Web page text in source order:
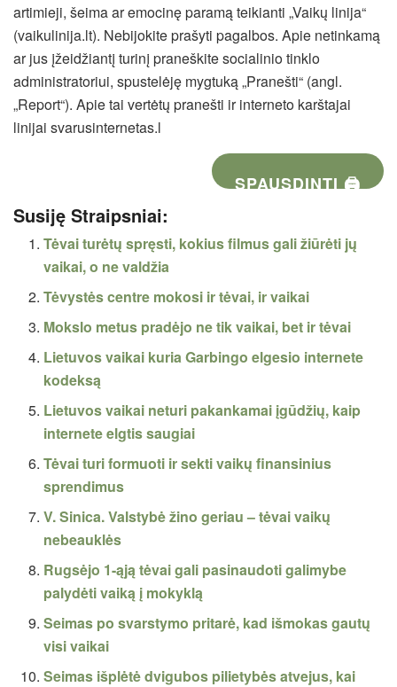
artimieji, šeima ar emocinę paramą teikianti „Vaikų linija“
(vaikulinija.lt). Nebijokite prašyti pagalbos. Apie netinkamą
ar jus įžeidžiantį turinį praneškite socialinio tinklo
administratoriui, spustelėję mygtuką „Pranešti“ (angl.
„Report“). Apie tai vertėtų pranešti ir interneto karštajai
linijai svarusinternetas.l
SPAUSDINTI 🖨
Susiję Straipsniai:
Tėvai turėtų spręsti, kokius filmus gali žiūrėti jų
vaikai, o ne valdžia
Tėvystės centre mokosi ir tėvai, ir vaikai
Mokslo metus pradėjo ne tik vaikai, bet ir tėvai
Lietuvos vaikai kuria Garbingo elgesio internete
kodeksą
Lietuvos vaikai neturi pakankamai įgūdžių, kaip
internete elgtis saugiai
Tėvai turi formuoti ir sekti vaikų finansinius
sprendimus
V. Sinica. Valstybė žino geriau – tėvai vaikų
nebeauklės
Rugsėjo 1-ąją tėvai gali pasinaudoti galimybe
palydėti vaiką į mokyklą
Seimas po svarstymo pritarė, kad išmokas gautų
visi vaikai
Seimas išplėtė dvigubos pilietybės atvejus, kai